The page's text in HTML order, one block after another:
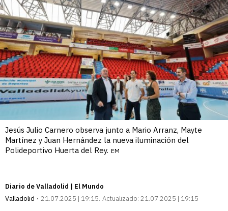
Jesús Julio Carnero observa junto a Mario Arranz, Mayte
Martínez y Juan Hernández la nueva iluminación del
Polideportivo Huerta del Rey. EM
Diario de Valladolid | El Mundo
Valladolid
21.07.2025 | 19:15 Actualizado: 21.07.2025 | 19:15